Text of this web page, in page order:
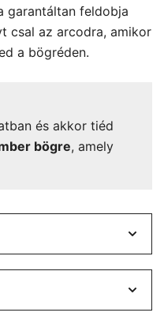
garantáltan feldobja
csal az arcodra, amikor
a bögréden.
és akkor tiéd
bögre, amely